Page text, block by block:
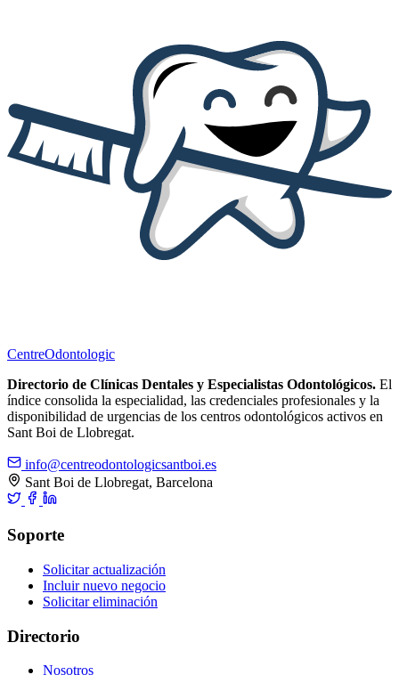
CentreOdontologic
Directorio de Clínicas Dentales y Especialistas Odontológicos. El
índice consolida la especialidad, las credenciales profesionales y la
disponibilidad de urgencias de los centros odontológicos activos en
Sant Boi de Llobregat.
info@centreodontologicsantboi.es
Sant Boi de Llobregat, Barcelona
Soporte
Solicitar actualización
Incluir nuevo negocio
Solicitar eliminación
Directorio
Nosotros